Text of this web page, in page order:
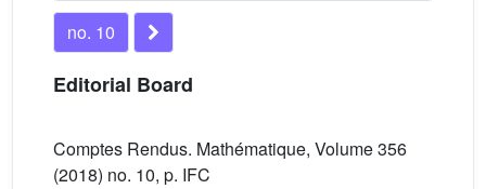
no. 10
Editorial Board
Comptes Rendus. Mathématique, Volume 356
(2018) no. 10, p. IFC